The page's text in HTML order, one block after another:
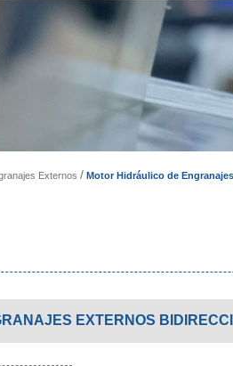
Externos Motor Hidráulico de
EXTERNOS